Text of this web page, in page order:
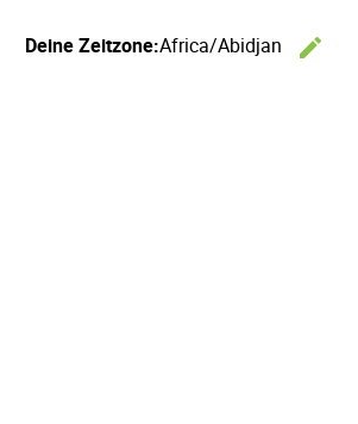
Deine Zeitzone:Africa/Abidjan
edit